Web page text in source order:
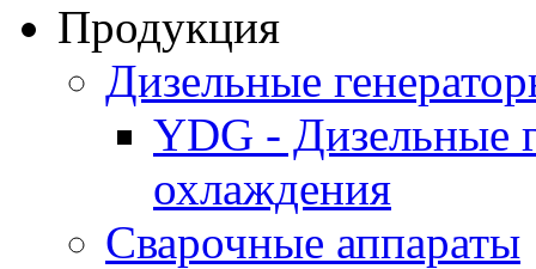
Продукция
Дизельные
YDG - Дизельные
охлаждения
Cварочные аппараты